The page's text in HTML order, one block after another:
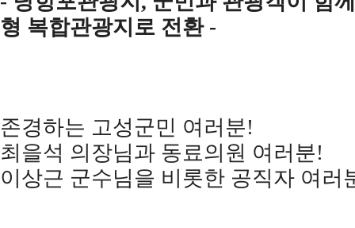
형 복합관광지로 전환 -
존경하는 고성군민 여러분!
최을석 의장님과 동료의원 여러분!
이상근 군수님을 비롯한 공직자 여러